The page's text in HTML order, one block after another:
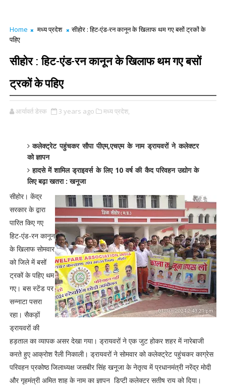
Home मध्य प्रदेश
सीहोर : हिट-एंड-रन कानून के खिलाफ थम गए बसों ट्रकों के
पहिए
सीहोर : हिट-एंड-रन कानून के खिलाफ थम गए बसों
ट्रकों के पहिए
आर्यावर्त डेस्क 3 years ago मध्य प्रदेश,
कलेक्ट्रेट पहुंचकर सौपा पीएम,एचएम के नाम ड्रायवरों ने कलेक्टर
को ज्ञापन
हादसे में शामिल ड्राइवर्स के लिए 10 वर्ष की कैद परिवहन उद्योग के
लिए बढ़ा खतरा : खनूजा
सीहोर। केंद्र
सरकार के द्वारा
पारित किए गए
हिट-एंड-रन कानून
के खिलाफ सोमवार
को जिले में बसों
ट्रकों के पहिए थम
गए। बस स्टेंड पर
सन्नाटा पसरा
रहा। सैकड़ों
ड्रायवरों की
हड़ताल का व्यापक असर देखा गया। ड्रायवरों ने एक जुट होकर शहर में नारेबाजी
करते हुए आक्रोश रैली निकाली। ड्रायवरों ने सोमवार को कलेक्ट्रेट पहुंचकर काग्रेस
परिवहन प्रकोष्ठ जिलाध्यक्ष जसबीर सिंह खनूजा के नेतृत्व में प्रधानमंत्री नरेंद्र मोदी
और गृहमंत्री अमित शाह के नाम का ज्ञापन डिप्टी कलेक्टर सतीष राय को दिया।